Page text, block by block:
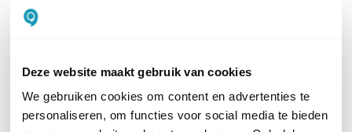
Deze website maakt gebruik van cookies
We gebruiken cookies om content en advertenties te
personaliseren, om functies voor social media te bieden
Merk Poly
Artikelnummer 2200-86630-025